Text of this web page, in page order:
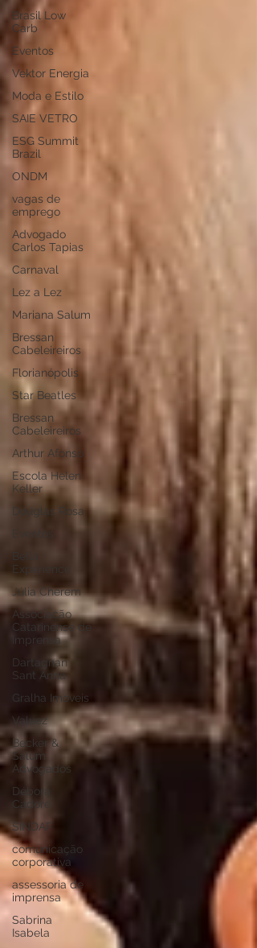
Brasil Low
Carb
Eventos
Vektor Energia
Moda e Estilo
SAIE VETRO
ESG Summit
Brazil
ONDM
vagas de
emprego
Advogado
Carlos Tapias
Carnaval
Lez a Lez
Mariana Salum
Bressan
Cabeleireiros
Florianópolis
Star Beatles
Bressan
Cabeleireiros
Arthur Afonso
Escola Helen
Keller
Douglas Rosa
Bella
Experience
Júlia Cherem
Associação
Catarinense de
Imprensa
Dartagnan
Sant Anna
Gralha Imóveis
Valuez
Becker &
Salum
Advogados
Débora
Cadore
SINDAF
comunicação
corporativa
assessoria de
imprensa
Sabrina
Isabela